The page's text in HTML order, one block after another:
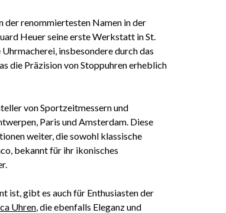
der renommiertesten Namen in der
Heuer seine erste Werkstatt in St.
insbesondere durch das
die Präzision von Stoppuhren erheblich
von Sportzeitmessern und
Paris und Amsterdam. Diese
weiter, die sowohl klassische
bekannt für ihr ikonisches
ist, gibt es auch für Enthusiasten der
Uhren , die ebenfalls Eleganz und